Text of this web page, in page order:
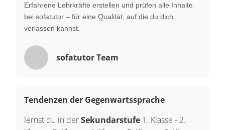
Erfahrene Lehrkräfte erstellen und prüfen alle Inhalte
bei sofatutor – für eine Qualität, auf die du dich
verlassen kannst.
sofatutor Team
Tendenzen der Gegenwartssprache
lernst du in derSekundarstufe 1. Klasse - 2.